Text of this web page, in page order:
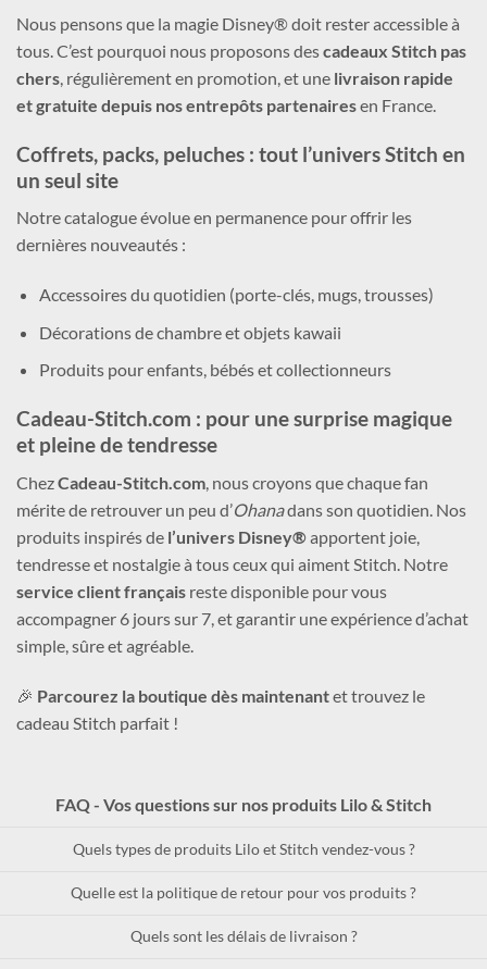
Nous pensons que la magie Disney® doit rester accessible à
tous. C’est pourquoi nous proposons descadeaux Stitch pas
chers, régulièrement en promotion, et une livraison rapide
et gratuite depuis nos entrepôts partenairesen France.
Coffrets, packs, peluches : tout l’univers Stitch en
un seul site
Notre catalogue évolue en permanence pour offrir les
dernières nouveautés :
Accessoires du quotidien (porte-clés, mugs, trousses)
Décorations de chambre et objets kawaii
Produits pour enfants, bébés et collectionneurs
Cadeau-Stitch.com : pour une surprise magique
et pleine de tendresse
ChezCadeau-Stitch.com , nous croyons que chaque fan
mérite de retrouver un peu d’Ohanadans son quotidien. Nos
produits inspirés de l’univers Disney®apportent joie,
tendresse et nostalgie à tous ceux qui aiment Stitch. Notre
service client français reste disponible pour vous
accompagner 6 jours sur 7, et garantir une expérience d’achat
simple, sûre et agréable.
🎉 Parcourez la boutique dès maintenantet trouvez le
cadeau Stitch parfait !
FAQ - Vos questions sur nos produits Lilo & Stitch
Quels types de produits Lilo et Stitch vendez-vous ?
Quelle est la politique de retour pour vos produits ?
Quels sont les délais de livraison ?